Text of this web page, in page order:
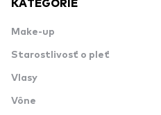
Make-up
Starostlivosť o pleť
Vlasy
Vône